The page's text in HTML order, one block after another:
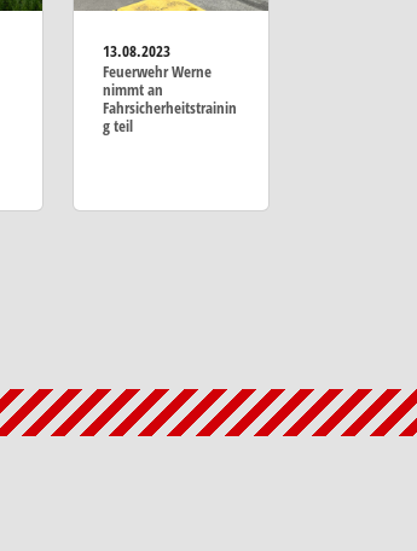
13.08.2023
Feuerwehr Werne
nimmt an
Fahrsicherheitstrainin
g teil